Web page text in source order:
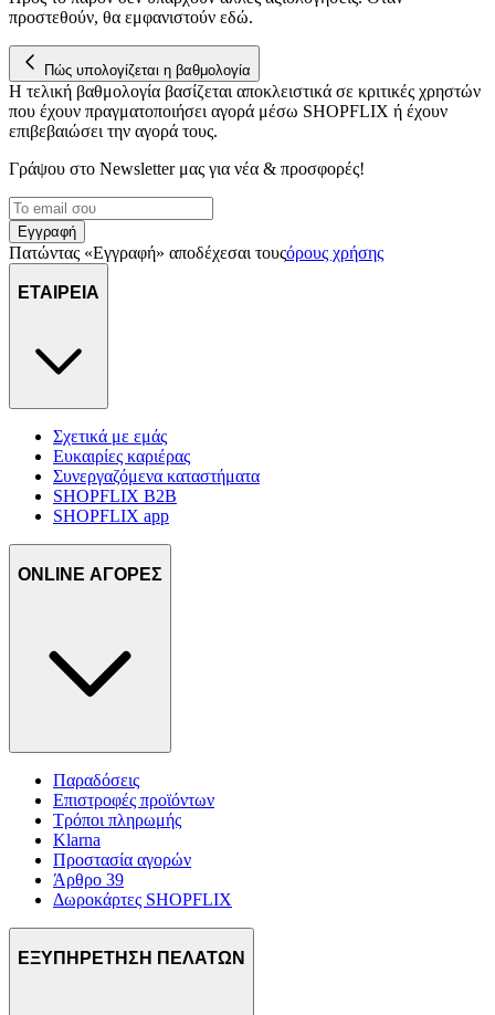
στη συσκευή σας, με σκοπό την προβολή εξατομικευμένων
διαφημίσεων και περιεχομένου, τις μετρήσεις σχετικά με
διαφημίσεις και περιεχόμενο, την καλύτερη εικόνα του κοινού
μας και την ανάπτυξη προϊόντων. Επίσης, κοινοποιούμε
πληροφορίες σχετικά με την από μέρους σας χρήση της
τοποθεσίας μας στους συνεργάτες μέσων κοινωνικής
προστεθούν, θα εμφανιστούν εδώ.
Πώς υπολογίζεται η βαθμολογία
Η τελική βαθμολογία βασίζεται αποκλειστικά σε κριτικές χρηστών
που έχουν πραγματοποιήσει αγορά μέσω SHOPFLIX ή έχουν
επιβεβαιώσει την αγορά τους.
Γράψου στο Νewsletter μας για νέα & προσφορές!
Εγγραφή
Πατώντας «Εγγραφή» αποδέχεσαι τουςόρους χρήσης
ΕΤΑΙΡΕΙΑ
Σχετικά με εμάς
Ευκαιρίες καριέρας
Συνεργαζόμενα καταστήματα
SHOPFLIX B2B
SHOPFLIX app
ONLINE ΑΓΟΡΕΣ
Παραδόσεις
Επιστροφές προϊόντων
Τρόποι πληρωμής
Klarna
Προστασία αγορών
Άρθρο 39
Δωροκάρτες SHOPFLIX
ΕΞΥΠΗΡΕΤΗΣΗ ΠΕΛΑΤΩΝ